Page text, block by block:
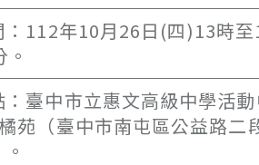
：112年10月26日(四)13時
：臺中市立惠文高級中學活
苑（臺中市南屯區公益路二